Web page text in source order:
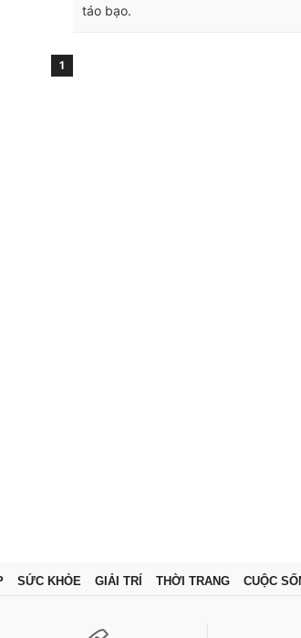
táo bạo.
1
SỨC KHỎE GIẢI TRÍ THỜI TRANG CUỘC